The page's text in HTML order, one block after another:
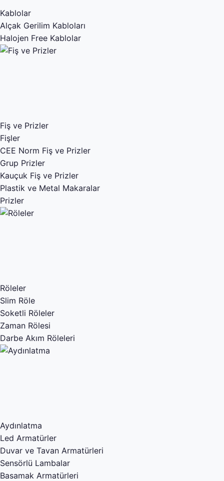
Kablolar
Alçak Gerilim Kabloları
Halojen Free Kablolar
Fiş ve Prizler
Fişler
CEE Norm Fiş ve Prizler
Grup Prizler
Kauçuk Fiş ve Prizler
Plastik ve Metal Makaralar
Prizler
Röleler
Slim Röle
Soketli Röleler
Zaman Rölesi
Darbe Akım Röleleri
Aydınlatma
Led Armatürler
Duvar ve Tavan Armatürleri
Sensörlü Lambalar
Basamak Armatürleri